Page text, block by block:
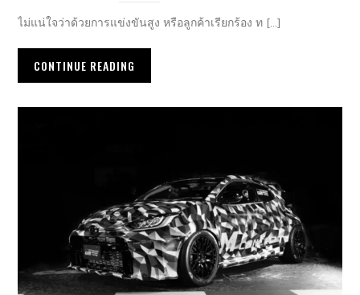
ไม่แน่ใจว่าด้วยการแข่งขันสูง หรือลูกค้าเรียกร้อง ท […]
CONTINUE READING